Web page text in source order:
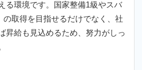
る環境です。国家整備1級やスバ
の取得を目指せるだけでなく、社
昇給も見込めるため、努力がしっ